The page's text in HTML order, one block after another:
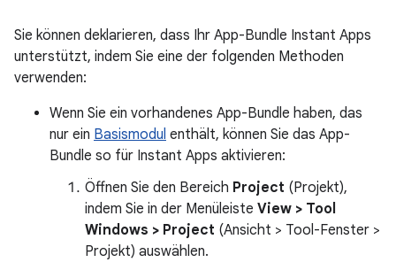
Sie können deklarieren, dass Ihr App-Bundle Instant Apps
unterstützt, indem Sie eine der folgenden Methoden
verwenden:
Wenn Sie ein vorhandenes App-Bundle haben, das
nur ein Basismodul enthält, können Sie das App-
Bundle so für Instant Apps aktivieren:
Öffnen Sie den Bereich Project (Projekt),
indem Sie in der Menüleiste View > Tool
Windows > Project (Ansicht > Tool-Fenster >
Projekt) auswählen.